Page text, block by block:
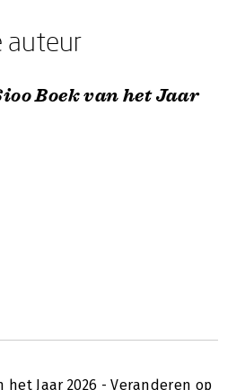
auteur
Boek van het Jaar
Jaar 2026 - Veranderen op